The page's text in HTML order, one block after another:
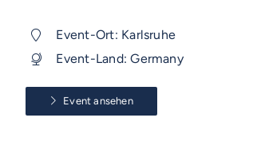
Event-Ort: Karlsruhe
Event-Land: Germany
Event ansehen